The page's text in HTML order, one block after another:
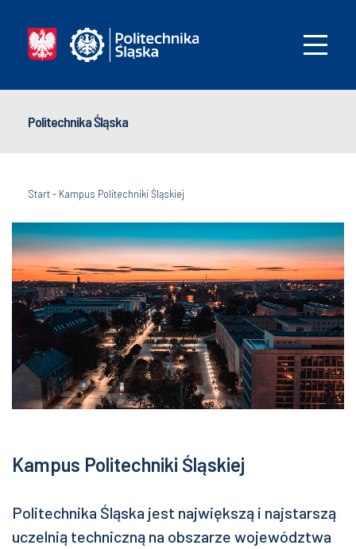
Politechnika Śląska
Start- Kampus Politechniki Śląskiej
Kampus Politechniki Śląskiej
Politechnika Śląska jest największą i najstarszą
uczelnią techniczną na obszarze województwa